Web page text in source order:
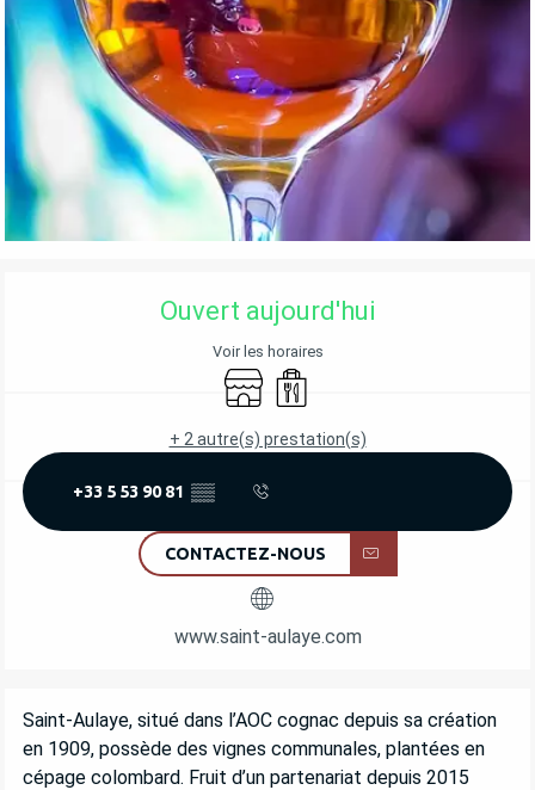
OUVERTURE ET COORDONNÉES
Ouvert aujourd'hui
Voir les horaires
BoutiqueVente à emporter
+ 2 autre(s) prestation(s)
+33 5 53 90 81 ▒▒
CONTACTEZ-NOUS
www.saint-aulaye.com
DESCRIPTION
Saint-Aulaye, situé dans l’AOC cognac depuis sa création
en 1909, possède des vignes communales, plantées en
cépage colombard. Fruit d’un partenariat depuis 2015